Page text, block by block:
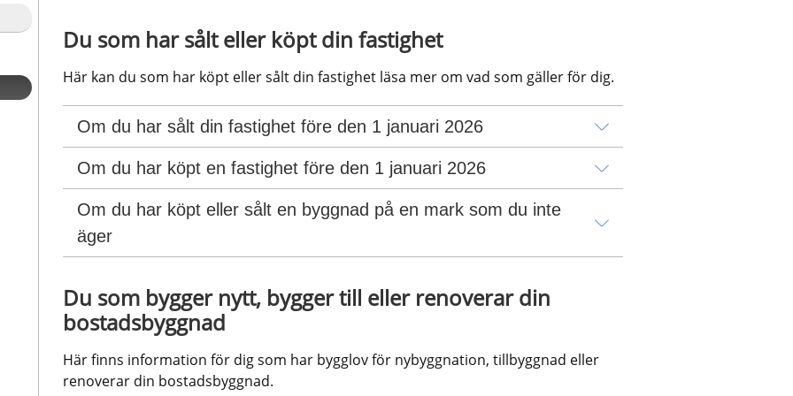
Du som har sålt eller köpt din fastighet
Här kan du som har köpt eller sålt din fastighet läsa mer om vad som gäller för dig.
Om du har sålt din fastighet före den 1 januari 2026
Om du har köpt en fastighet före den 1 januari 2026
Om du har köpt eller sålt en byggnad på en mark som du inte
äger
Du som bygger nytt, bygger till eller renoverar din
bostadsbyggnad
Här finns information för dig som har bygglov för nybyggnation, tillbyggnad eller
renoverar din bostadsbyggnad.